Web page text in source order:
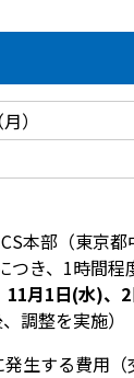
）
本部（東京都
き、1時間程
月1日(水)、
調整を実施）
生する費用